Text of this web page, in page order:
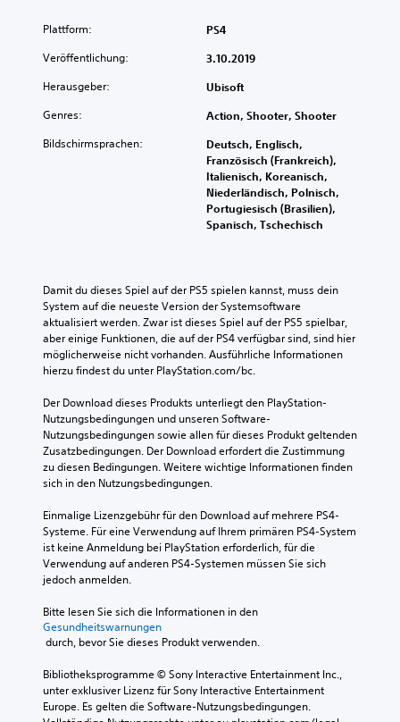
Plattform: PS4
Veröffentlichung: 3.10.2019
Herausgeber: Ubisoft
Genres: Action, Shooter, Shooter
Bildschirmsprachen:
Deutsch, Englisch,
Französisch (Frankreich),
Italienisch, Koreanisch,
Niederländisch, Polnisch,
Portugiesisch (Brasilien),
Spanisch, Tschechisch
Damit du dieses Spiel auf der PS5 spielen kannst, muss dein
System auf die neueste Version der Systemsoftware
aktualisiert werden. Zwar ist dieses Spiel auf der PS5 spielbar,
aber einige Funktionen, die auf der PS4 verfügbar sind, sind hier
möglicherweise nicht vorhanden. Ausführliche Informationen
hierzu findest du unter PlayStation.com/bc.
Der Download dieses Produkts unterliegt den PlayStation-
Nutzungsbedingungen und unseren Software-
Nutzungsbedingungen sowie allen für dieses Produkt geltenden
Zusatzbedingungen. Der Download erfordert die Zustimmung
zu diesen Bedingungen. Weitere wichtige Informationen finden
sich in den Nutzungsbedingungen.
Einmalige Lizenzgebühr für den Download auf mehrere PS4-
Systeme. Für eine Verwendung auf Ihrem primären PS4-System
ist keine Anmeldung bei PlayStation erforderlich, für die
Verwendung auf anderen PS4-Systemen müssen Sie sich
jedoch anmelden.
Bitte lesen Sie sich die Informationen in den
Gesundheitswarnungen
durch, bevor Sie dieses Produkt verwenden.
Bibliotheksprogramme © Sony Interactive Entertainment Inc.,
unter exklusiver Lizenz für Sony Interactive Entertainment
Europe. Es gelten die Software-Nutzungsbedingungen.